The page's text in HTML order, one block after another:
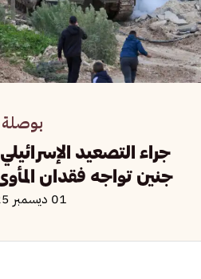
بوصلة
جنين تواجه فقدان
01 ديسمبر 2025